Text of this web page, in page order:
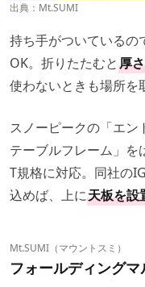
出典： Mt.SUMI
持ち手がついているの
OK。折りたたむと厚
使わないときも場所を
スノーピークの「エン
テーブルフレーム」を
T規格に対応。同社の
込めば、上に天板を設
Mt.SUMI（マウントスミ）
フォールディング